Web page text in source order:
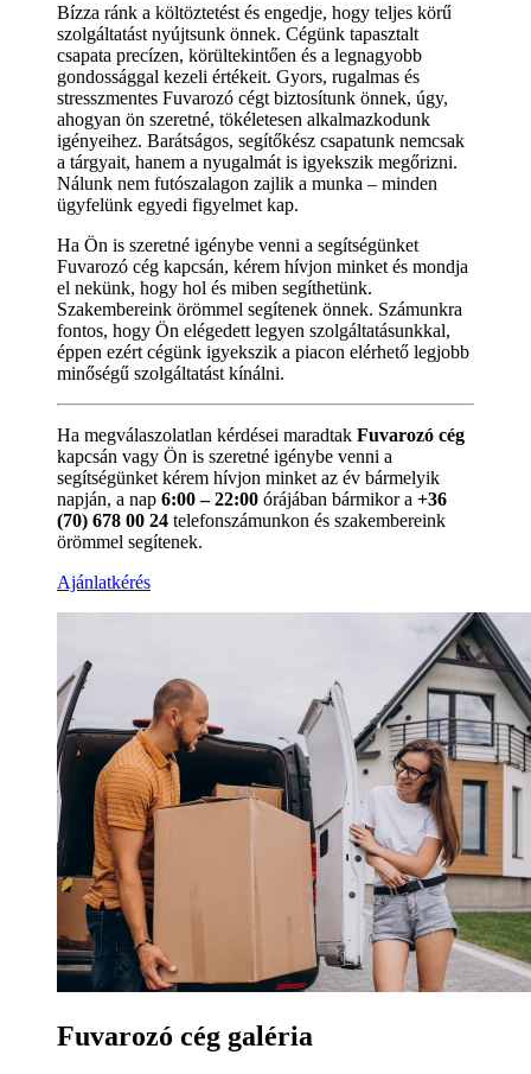
Bízza ránk a költöztetést és engedje, hogy teljes körű
szolgáltatást nyújtsunk önnek. Cégünk tapasztalt
csapata precízen, körültekintően és a legnagyobb
gondossággal kezeli értékeit. Gyors, rugalmas és
stresszmentes Fuvarozó cégt biztosítunk önnek, úgy,
ahogyan ön szeretné, tökéletesen alkalmazkodunk
igényeihez. Barátságos, segítőkész csapatunk nemcsak
a tárgyait, hanem a nyugalmát is igyekszik megőrizni.
Nálunk nem futószalagon zajlik a munka – minden
ügyfelünk egyedi figyelmet kap.
Ha Ön is szeretné igénybe venni a segítségünket
Fuvarozó cég kapcsán, kérem hívjon minket és mondja
el nekünk, hogy hol és miben segíthetünk.
Szakembereink örömmel segítenek önnek. Számunkra
fontos, hogy Ön elégedett legyen szolgáltatásunkkal,
éppen ezért cégünk igyekszik a piacon elérhető legjobb
minőségű szolgáltatást kínálni.
Ha megválaszolatlan kérdései maradtak Fuvarozó cég
kapcsán vagy Ön is szeretné igénybe venni a
segítségünket kérem hívjon minket az év bármelyik
napján, a nap 6:00 – 22:00 órájában bármikor a +36
(70) 678 00 24 telefonszámunkon és szakembereink
örömmel segítenek.
Ajánlatkérés
Fuvarozó cég galéria